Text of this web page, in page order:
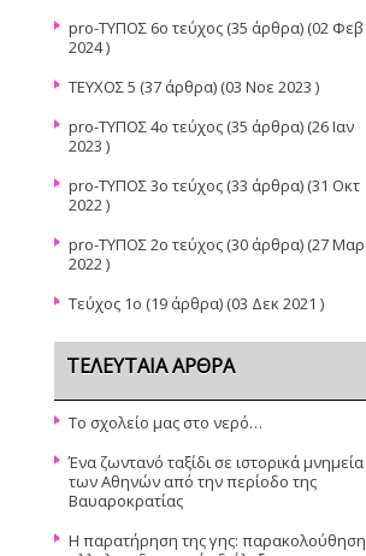
pro-ΤΥΠΟΣ 6ο τεύχος (35 άρθρα) (02 Φεβ
2024 )
ΤΕΥΧΟΣ 5 (37 άρθρα) (03 Νοε 2023 )
pro-TYΠΟΣ 4ο τεύχος (35 άρθρα) (26 Ιαν
2023 )
pro-ΤΥΠΟΣ 3ο τεύχος (33 άρθρα) (31 Οκτ
2022 )
pro-ΤΥΠΟΣ 2ο τεύχος (30 άρθρα) (27 Μαρ
2022 )
Τεύχος 1ο (19 άρθρα) (03 Δεκ 2021 )
ΤΕΛΕΥΤΑΊΑ ΆΡΘΡΑ
Το σχολείο μας στο νερό…
Ένα ζωντανό ταξίδι σε ιστορικά μνημεία
των Αθηνών από την περίοδο της
Βαυαροκρατίας
Η παρατήρηση της γης: παρακολούθηση